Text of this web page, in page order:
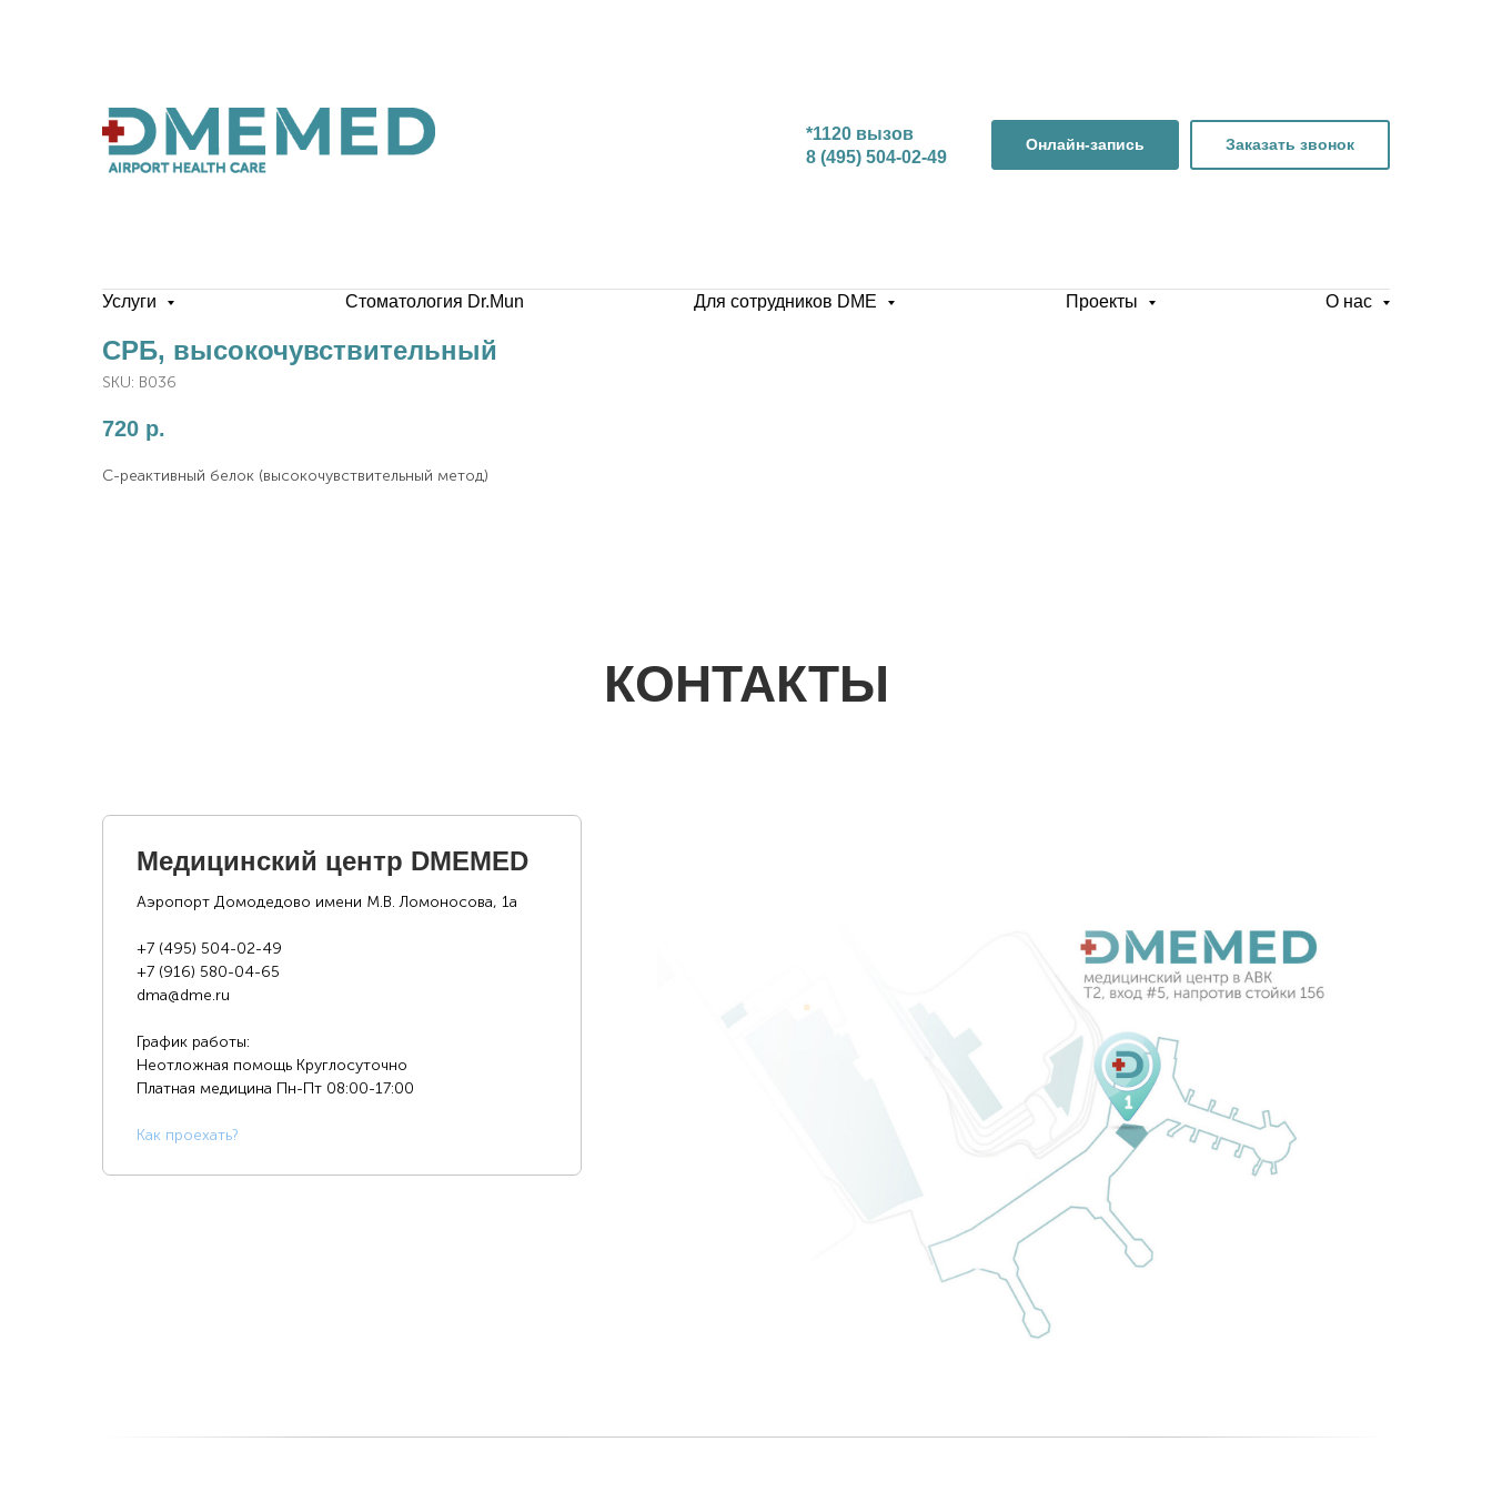
*1120 вызов
8 (495) 504-02-49
Онлайн-запись Заказать звонок
Услуги Стоматология Dr.Mun Для сотрудников DME Проекты О нас
СРБ, высокочувствительный
SKU: B036
720 р.
С-реактивный белок (высокочувствительный метод)
КОНТАКТЫ
Медицинский центр DMEMED
Аэропорт Домодедово имени М.В. Ломоносова, 1а
+7 (495) 504-02-49
+7 (916) 580-04-65
dma@dme.ru
График работы:
Неотложная помощь Круглосуточно
Платная медицина Пн-Пт 08:00-17:00
Как проехать?